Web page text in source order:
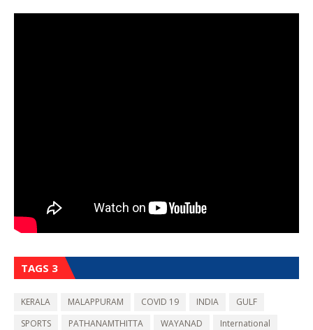
TAGS 3
KERALA MALAPPURAM COVID 19 INDIA
GULF
SPORTS
PATHANAMTHITTA WAYANAD
International